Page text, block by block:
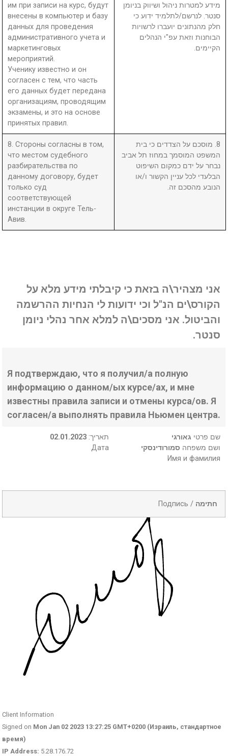
им при записи на курс, будут
внесены в компьютер и базу
данных для проведения
административного учета и
маркетинговых
мероприятий.
Ученику известно и он
согласен с тем, что часть
его данных будет передана
организациям, проводящим
экзамены, и это на основе
принятых правил.
מידע למטרות ניהול ושיווק בניומן
סנטר. לנרשם/לתלמיד ידוע כי
חלק מהנתונים יועברו לרשויות
הבוחנות וזאת עפ"י הנהלים
הקיימים.
8. Стороны согласны в том,
что местом судебного
разбирательства по
данному договору, будет
только суд
соответствующей
инстанции в округе Тель-
Авив.
8. מוסכם על הצדדים כי בית
המשפט המוסמך במחוז תל אביב
נבחר על ידם כמקום השיפוט
הבלעדי לכל עניין הקשור ו/או
הנובע מהסכם זה.
אני מצהיר\ה בזאת כי קיבלתי מידע מלא על
הקורס\ים הנ"ל וכי ידועות לי הנחיות ההרשמה
והביטול. אני מסכים\ה למלא אחר נהלי ניומן
סנטר.
Я подтверждаю, что я получил/а полную
информацию о данном/ых курсе/ах, и мне
известны правила записи и отмены курса/ов. Я
согласен/а выполнять правила Ньюмен центра.
02.01.2023 :תאריך
Дата
שם פרטי גאורגי
ושם משפחה סמורודינסקי
Имя и фамилия
Подпись / חתימה
Client Information
Signed on Mon Jan 02 2023 13:27:25 GMT+0200 (Израиль, стандартное
время)
IP Address: 5.28.176.72